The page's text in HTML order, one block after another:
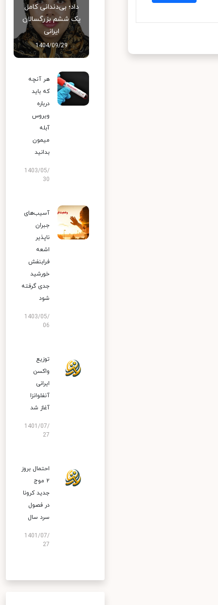
داد؛ بی‌دندانی کامل
یک ششم بزرگسالان
ایرانی
1404/09/29
هر آنچه
که باید
درباره
ویروس
آبله
میمون
بدانید
1403/05/
30
آسیب‌های
جبران
ناپذیر
اشعه
فرابنفش
خورشید
جدی گرفته
شود
1403/05/
06
توزیع
واکسن
ایرانی
آنفلوانزا
آغاز شد
1401/07/
27
احتمال بروز
۲ موج
جدید کرونا
در فصول
سرد سال
1401/07/
27